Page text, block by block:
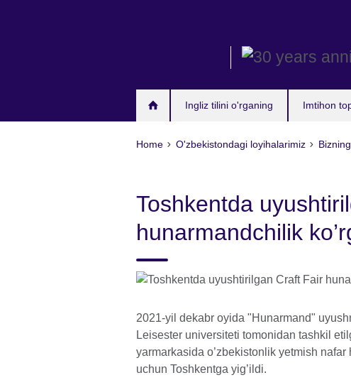
Ingliz tilini o'rganing Imtihon
Home O'zbekistondagi loyihalarimiz
Toshkentda
hunarmandchilik
2021-yil dekabr oyida "Hunarmand"
Leisester universiteti tomonidan tashkil
yarmarkasida o’zbekistonlik yetmish
uchun Toshkentga yig’ildi.